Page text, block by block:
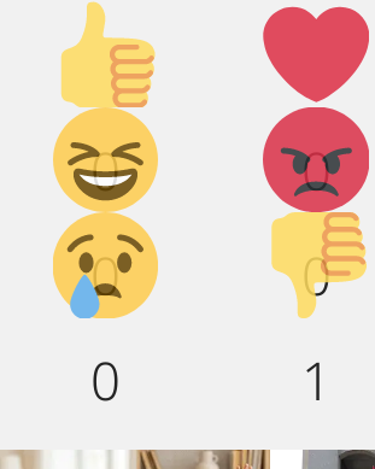
Палец
вверх!
0
Лайк!
0
Дикий
смех!
0
Агрессия!
0
Грусть :(
0
Палец
вниз!
1